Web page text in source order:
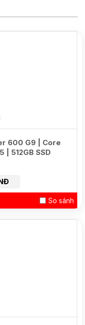
600 G9 | Core
| 512GB SSD
So sánh